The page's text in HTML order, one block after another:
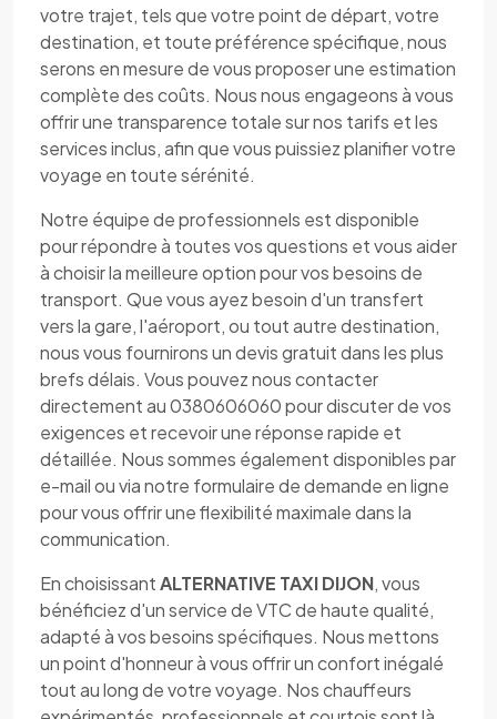
votre trajet, tels que votre point de départ, votre
destination, et toute préférence spécifique, nous
serons en mesure de vous proposer une estimation
complète des coûts. Nous nous engageons à vous
offrir une transparence totale sur nos tarifs et les
services inclus, afin que vous puissiez planifier votre
voyage en toute sérénité.
Notre équipe de professionnels est disponible
pour répondre à toutes vos questions et vous aider
à choisir la meilleure option pour vos besoins de
transport. Que vous ayez besoin d'un transfert
vers la gare, l'aéroport, ou tout autre destination,
nous vous fournirons un devis gratuit dans les plus
brefs délais. Vous pouvez nous contacter
directement au 0380606060 pour discuter de vos
exigences et recevoir une réponse rapide et
détaillée. Nous sommes également disponibles par
e-mail ou via notre formulaire de demande en ligne
pour vous offrir une flexibilité maximale dans la
communication.
En choisissantALTERNATIVE TAXI DIJON, vous
bénéficiez d'un service de VTC de haute qualité,
adapté à vos besoins spécifiques. Nous mettons
un point d'honneur à vous offrir un confort inégalé
tout au long de votre voyage. Nos chauffeurs